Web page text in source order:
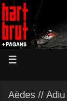
Aèdes //